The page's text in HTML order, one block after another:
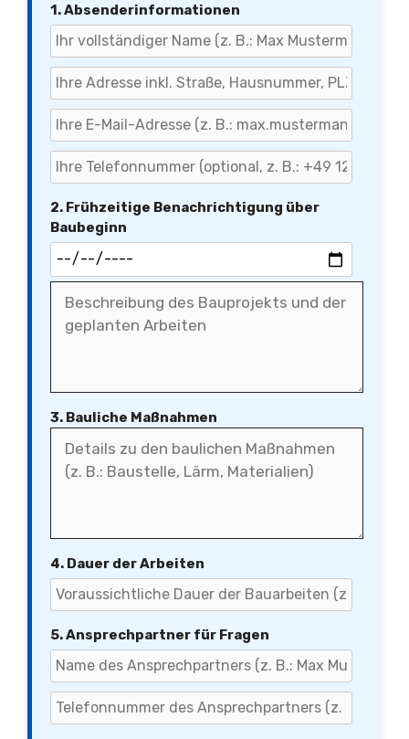
1. Absenderinformationen
2. Frühzeitige Benachrichtigung über
Baubeginn
3. Bauliche Maßnahmen
4. Dauer der Arbeiten
5. Ansprechpartner für Fragen